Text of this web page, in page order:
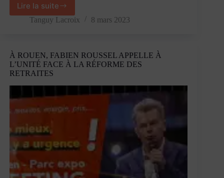
Lire la suite
À
Rouen,
la
démocratie
et
s’oppose
à
réforme
retraites
Tanguy Lacroix 8 mars 2023
À ROUEN, FABIEN ROUSSEL APPELLE À
L’UNITÉ FACE À LA RÉFORME DES
RETRAITES